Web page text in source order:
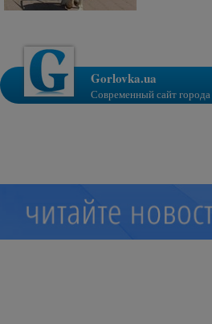
Gorlovka.ua
Современный сайт